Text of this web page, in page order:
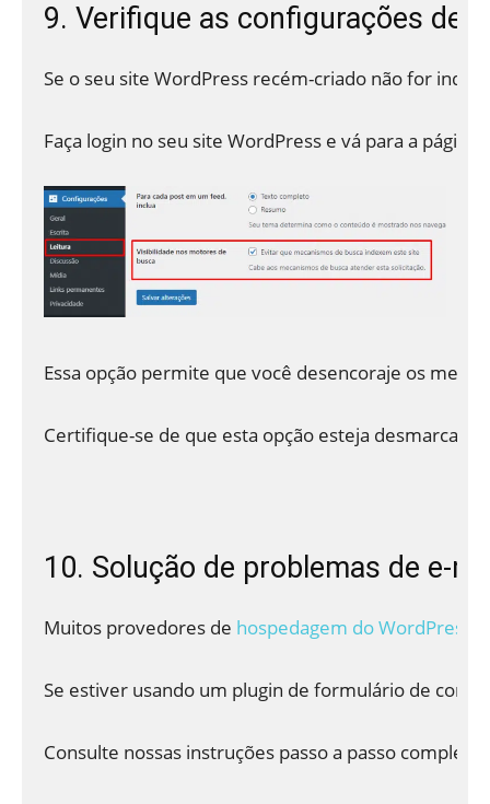
9. Verifique as configurações de
Se o seu site WordPress recém-criado não for
Faça login no seu site WordPress e vá para a página
Essa opção permite que você desencoraje os
Certifique-se de que esta opção esteja
10. Solução de problemas de e-
Muitos provedores de hospedagem do WordPress
Se estiver usando um plugin de formulário de
Consulte nossas instruções passo a passo